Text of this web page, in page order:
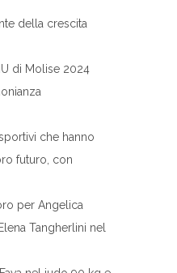
della crescita
di Molise 2024
che hanno
futuro, con
per Angelica
Tangherlini nel